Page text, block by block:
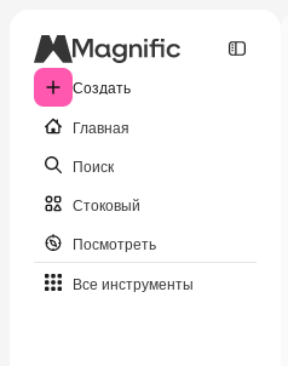
Создать
Главная
Поиск
Стоковый
Посмотреть
Все инструменты